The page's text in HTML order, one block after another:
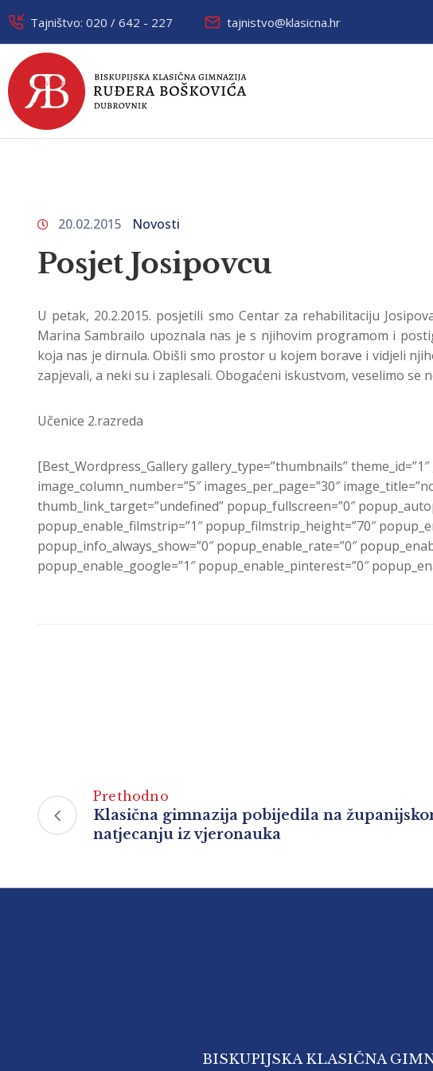
Tajništvo: 020 / 642 - 227 tajnistvo@klasicna.hr
20.02.2015 Novosti
Posjet Josipovcu
U petak, 20.2.2015. posjetili smo Centar za rehabilitaciju
Marina Sambrailo upoznala nas je s njihovim programom i
koja nas je dirnula. Obišli smo prostor u kojem borave i vidjeli
zapjevali, a neki su i zaplesali. Obogaćeni iskustvom, veselimo se
Učenice 2.razreda
[Best_Wordpress_Gallery gallery_type=”thumbnails”
image_column_number=”5″ images_per_page=”30″
thumb_link_target=”undefined” popup_fullscreen=”0″
popup_enable_filmstrip=”1″ popup_filmstrip_height=”70″
popup_info_always_show=”0″ popup_enable_rate=”0″
popup_enable_google=”1″ popup_enable_pinterest=”0″
Prethodno
Klasična gimnazija pobijedila na
natjecanju iz vjeronauka
BISKUPIJSKA KLASIČNA